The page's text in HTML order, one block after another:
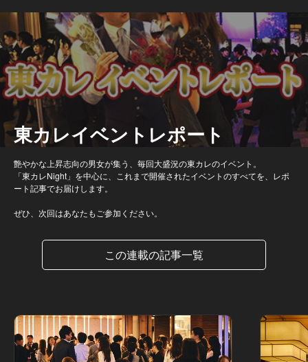
東カレイベントレポート
艶やかな上昇志向の男女が集う、毎回大盛況の東カレのイベント。
「東カレNight」を中心に、これまで開催されたイベントのすべてを、レポ
ート記事でお届けします。
ぜひ、次回はあなたもご参加ください。
この連載の記事一覧